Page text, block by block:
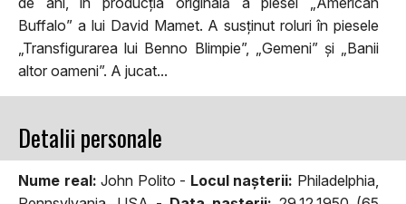
Buffalo” a lui David Mamet. A susținut roluri în piesele
„Transfigurarea lui Benno Blimpie”, „Gemeni” și „Banii
altor oameni”. A jucat...
Detalii personale
Nume real: John Polito - Locul naşterii: Philadelphia,